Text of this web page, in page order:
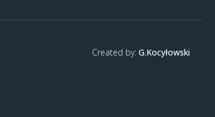
Created by: G.Kocyłowski